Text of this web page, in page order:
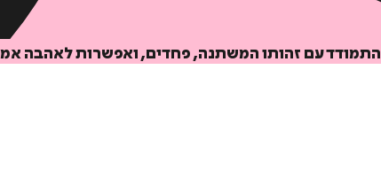
עם זהותו המשתנה, פחדים, ואפשרות לאהבה